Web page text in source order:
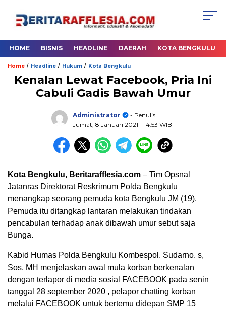
HOME BISNIS HEADLINE DAERAH KOTA BENGKULU
Home / Headline / Hukum / Kota Bengkulu
Kenalan Lewat Facebook, Pria Ini
Cabuli Gadis Bawah Umur
Administrator
- Penulis
Jumat, 8 Januari 2021 - 14:53 WIB
Kota Bengkulu, Beritarafflesia.com – Tim Opsnal
Jatanras Direktorat Reskrimum Polda Bengkulu
menangkap seorang pemuda kota Bengkulu JM (19).
Pemuda itu ditangkap lantaran melakukan tindakan
pencabulan terhadap anak dibawah umur sebut saja
Bunga.
Kabid Humas Polda Bengkulu Kombespol. Sudarno. s,
Sos, MH menjelaskan awal mula korban berkenalan
dengan terlapor di media sosial FACEBOOK pada senin
tanggal 28 september 2020 , pelapor chatting korban
melalui FACEBOOK untuk bertemu didepan SMP 15